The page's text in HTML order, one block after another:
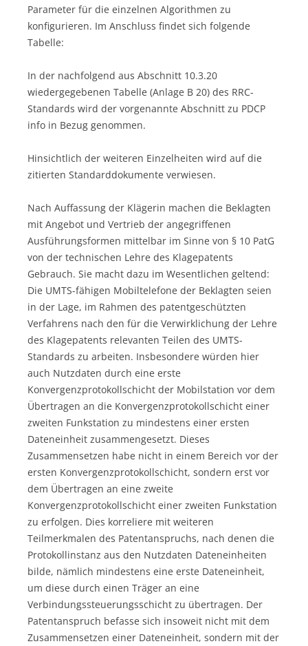
Parameter für die einzelnen Algorithmen zu
konfigurieren. Im Anschluss findet sich folgende
Tabelle:
In der nachfolgend aus Abschnitt 10.3.20
wiedergegebenen Tabelle (Anlage B 20) des RRC-
Standards wird der vorgenannte Abschnitt zu PDCP
info in Bezug genommen.
Hinsichtlich der weiteren Einzelheiten wird auf die
zitierten Standarddokumente verwiesen.
Nach Auffassung der Klägerin machen die Beklagten
mit Angebot und Vertrieb der angegriffenen
Ausführungsformen mittelbar im Sinne von § 10 PatG
von der technischen Lehre des Klagepatents
Gebrauch. Sie macht dazu im Wesentlichen geltend:
Die UMTS-fähigen Mobiltelefone der Beklagten seien
in der Lage, im Rahmen des patentgeschützten
Verfahrens nach den für die Verwirklichung der Lehre
des Klagepatents relevanten Teilen des UMTS-
Standards zu arbeiten. Insbesondere würden hier
auch Nutzdaten durch eine erste
Konvergenzprotokollschicht der Mobilstation vor dem
Übertragen an die Konvergenzprotokollschicht einer
zweiten Funkstation zu mindestens einer ersten
Dateneinheit zusammengesetzt. Dieses
Zusammensetzen habe nicht in einem Bereich vor der
ersten Konvergenzprotokollschicht, sondern erst vor
dem Übertragen an eine zweite
Konvergenzprotokollschicht einer zweiten Funkstation
zu erfolgen. Dies korreliere mit weiteren
Teilmerkmalen des Patentanspruchs, nach denen die
Protokollinstanz aus den Nutzdaten Dateneinheiten
bilde, nämlich mindestens eine erste Dateneinheit,
um diese durch einen Träger an eine
Verbindungssteuerungsschicht zu übertragen. Der
Patentanspruch befasse sich insoweit nicht mit dem
Zusammensetzen einer Dateneinheit, sondern mit der